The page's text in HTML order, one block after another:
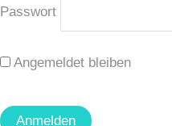
Passwort
Angemeldet bleiben